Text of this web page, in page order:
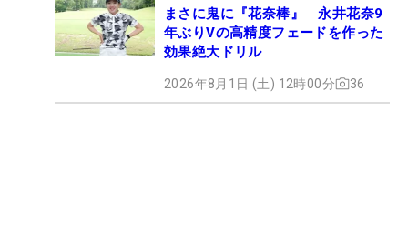
まさに鬼に『花奈棒』 永井花奈9
年ぶりVの高精度フェードを作った
効果絶大ドリル
2026年8月1日 (土) 12時00分 36